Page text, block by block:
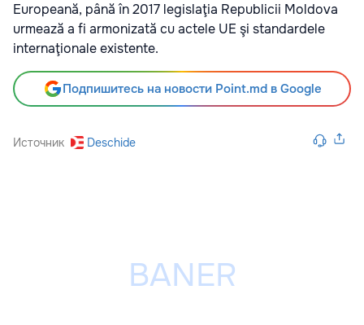
Europeană, până în 2017 legislaţia Republicii Moldova
urmează a fi armonizată cu actele UE şi standardele
internaţionale existente.
Подпишитесь на новости Point.md в Google
Источник Deschide